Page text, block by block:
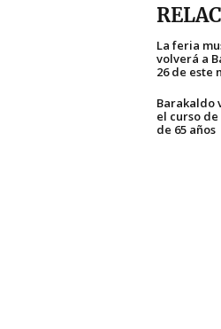
La feria
volverá a
26 de este
Barakaldo
el curso
de 65 años